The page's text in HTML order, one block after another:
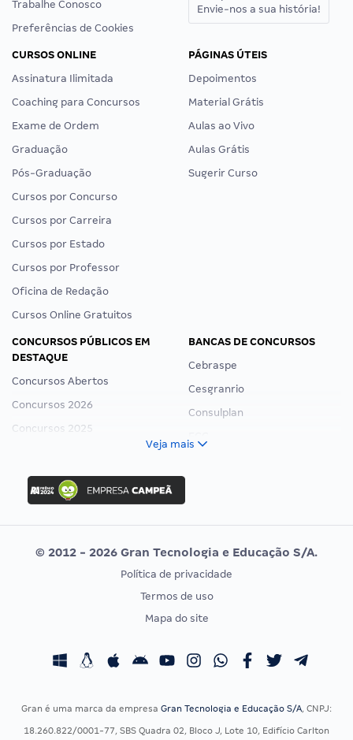
Trabalhe Conosco
Preferências de Cookies
Envie-nos a sua história!
CURSOS ONLINE
Assinatura Ilimitada
Coaching para Concursos
Exame de Ordem
Graduação
Pós-Graduação
Cursos por Concurso
Cursos por Carreira
Cursos por Estado
Cursos por Professor
Oficina de Redação
Cursos Online Gratuitos
PÁGINAS ÚTEIS
Depoimentos
Material Grátis
Aulas ao Vivo
Aulas Grátis
Sugerir Curso
CONCURSOS PÚBLICOS EM
DESTAQUE
Concursos Abertos
Concursos 2026
Concursos 2025
Concurso Ibama
Concurso MPU
Editais publicados
BANCAS DE CONCURSOS
Cebraspe
Cesgranrio
Consulplan
Vunesp
CONCURSOS POR PROFISSÃO
Concursos Fiscais
EXAME DE ORDEM
Calendário OAB
Veja mais
© 2012 - 2026 Gran Tecnologia e Educação S/A.
Política de privacidade
Termos de uso
Mapa do site
Gran é uma marca da empresa Gran Tecnologia e Educação S/A, CNPJ:
18.260.822/0001-77, SBS Quadra 02, Bloco J, Lote 10, Edifício Carlton